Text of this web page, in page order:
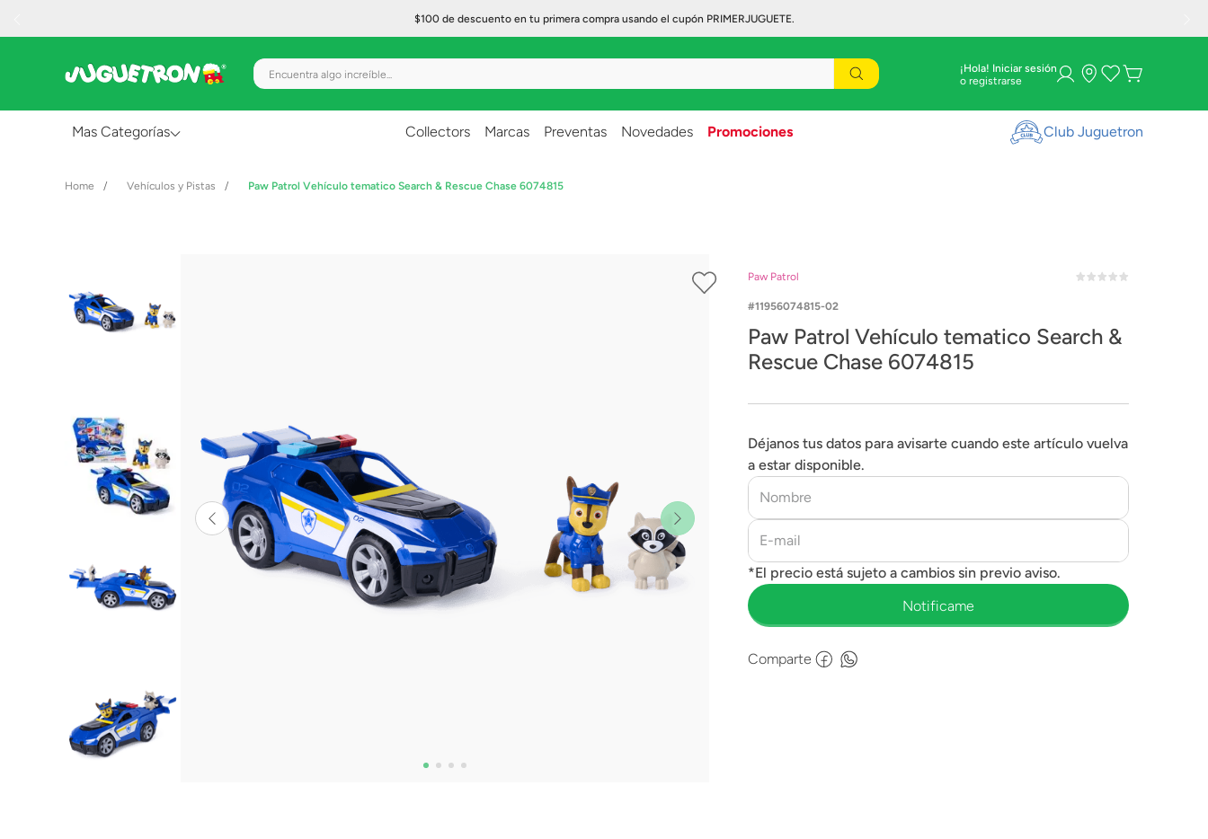
$100 de descuento en tu primera compra usando el cupón PRIMERJUGUETE.
Encuentra algo increíble... ¡Hola! Iniciar sesión
Mas Categorías
Figuras de Acción
Lanzadores
Muñecas
Construcción
Vehículos y Pistas
Collectors Marcas Preventas Novedades Promociones Club Juguetron
Vehículos y Pistas Paw Patrol Vehículo tematico Search & Rescue Chase 6074815
Paw Patrol
11956074815-02
Paw Patrol Vehículo tematico Search &
Rescue Chase 6074815
Déjanos tus datos para avisarte cuando este artículo vuelva
a estar disponible.
Comparte